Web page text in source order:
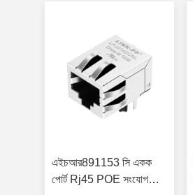
এইচআর891153 সি একক
পোর্ট Rj45 POE সংযোগকারী